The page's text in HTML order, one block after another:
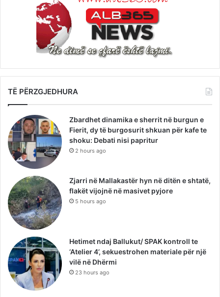
TË PËRZGJEDHURA
Zbardhet dinamika e sherrit në burgun e
Fierit, dy të burgosurit shkuan për kafe te
shoku: Debati nisi papritur
2 hours ago
Zjarri në Mallakastër hyn në ditën e shtatë,
flakët vijojnë në masivet pyjore
5 hours ago
Hetimet ndaj Ballukut/ SPAK kontroll te
‘Atelier 4’, sekuestrohen materiale për një
vilë në Dhërmi
23 hours ago